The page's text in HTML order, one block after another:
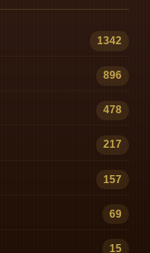
1342
896
478
217
157
69
15